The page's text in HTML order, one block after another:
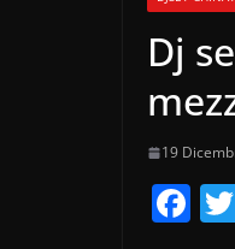
Dj
19
F